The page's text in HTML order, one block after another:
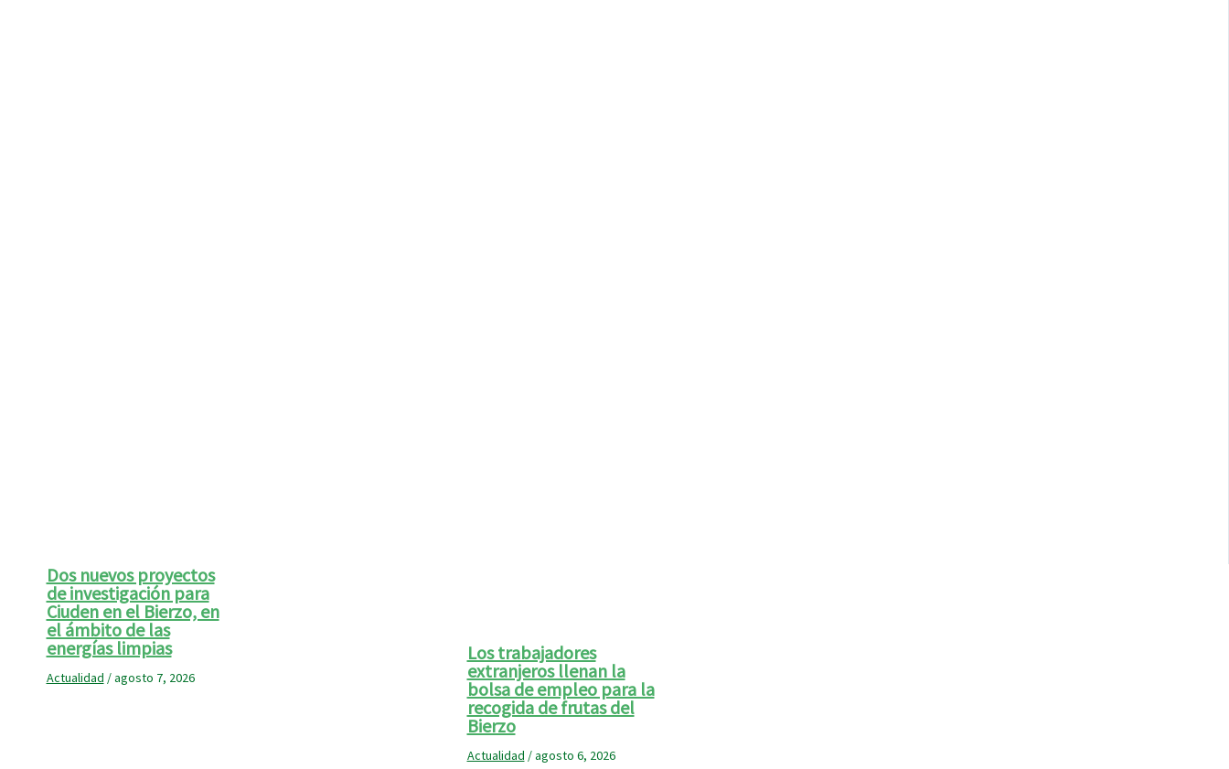
Dos nuevos proyectos
de investigación para
Ciuden en el Bierzo, en
el ámbito de las
energías limpias
Actualidad /agosto 7, 2026
Los trabajadores
extranjeros llenan la
bolsa de empleo para la
recogida de frutas del
Bierzo
Actualidad /agosto 6, 2026